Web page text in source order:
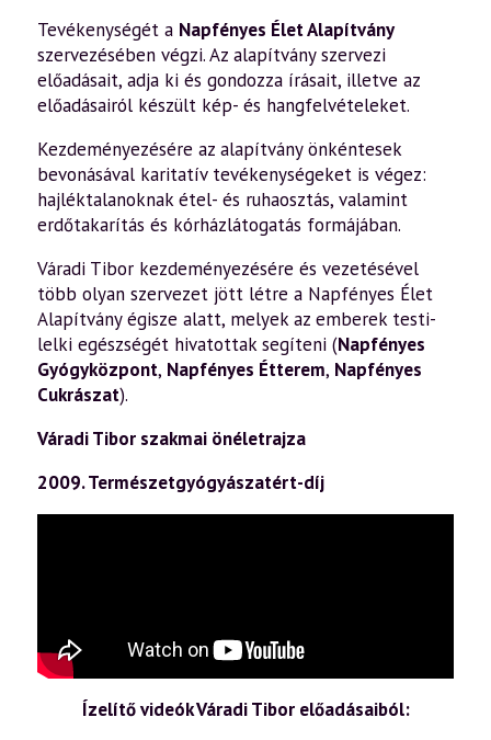
Tevékenységét a Napfényes Élet Alapítvány
szervezésében végzi. Az alapítvány szervezi
előadásait, adja ki és gondozza írásait, illetve az
előadásairól készült kép- és hangfelvételeket.
Kezdeményezésére az alapítvány önkéntesek
bevonásával karitatív tevékenységeket is végez:
hajléktalanoknak étel- és ruhaosztás, valamint
erdőtakarítás és kórházlátogatás formájában.
Váradi Tibor kezdeményezésére és vezetésével
több olyan szervezet jött létre a Napfényes Élet
Alapítvány égisze alatt, melyek az emberek testi-
lelki egészségét hivatottak segíteni (Napfényes
Gyógyközpont, Napfényes Étterem, Napfényes
Cukrászat).
Váradi Tibor szakmai önéletrajza
2009. Természetgyógyászatért-díj
Ízelítő videók Váradi Tibor előadásaiból: